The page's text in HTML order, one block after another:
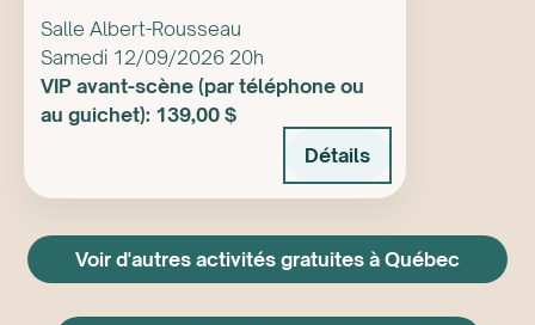
Salle Albert-Rousseau
Samedi 12/09/2026 20h
VIP avant-scène (par téléphone ou
au guichet): 139,00 $
Détails
Voir d'autres activités gratuites à Québec